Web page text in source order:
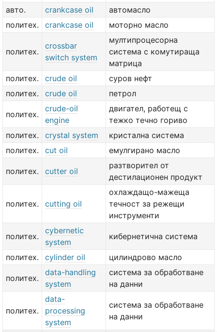
авто. crankcase oil
автомасло
политех.
crankcase oil моторно масло
политех.
crossbar
switch system
мултипроцесорна
система с комутираща
матрица
политех.
crude oil
суров нефт
политех.
crude oil петрол
политех.
crude-oil
engine
двигател, работещ с
тежко течно гориво
политех.
crystal system
кристална система
политех.
cut oil емулгирано масло
политех. cutter oil
разтворител от
дестилационен продукт
политех. cutting oil
охлаждащо-мажеща
течност за режещи
инструменти
политех.
cybernetic
system
кибернетична система
политех. cylinder oil цилиндрово масло
политех.
data-handling
system
система за обработване
на данни
политех.
data-
processing
system
система за обработване
на данни